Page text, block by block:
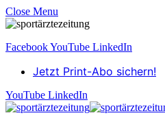
Close Menu
FacebookYouTube LinkedIn
Jetzt Print-Abo sichern!
YouTube LinkedIn